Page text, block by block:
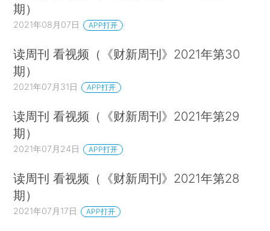
期）
2021年08月07日 APP打开
读周刊 看视频（《财新周刊》2021年第30
期）
2021年07月31日 APP打开
读周刊 看视频（《财新周刊》2021年第29
期）
2021年07月24日 APP打开
读周刊 看视频（《财新周刊》2021年第28
期）
2021年07月17日 APP打开